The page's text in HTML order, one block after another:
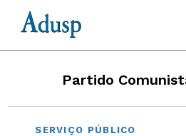
Partido
SERVIÇO PÚBLICO